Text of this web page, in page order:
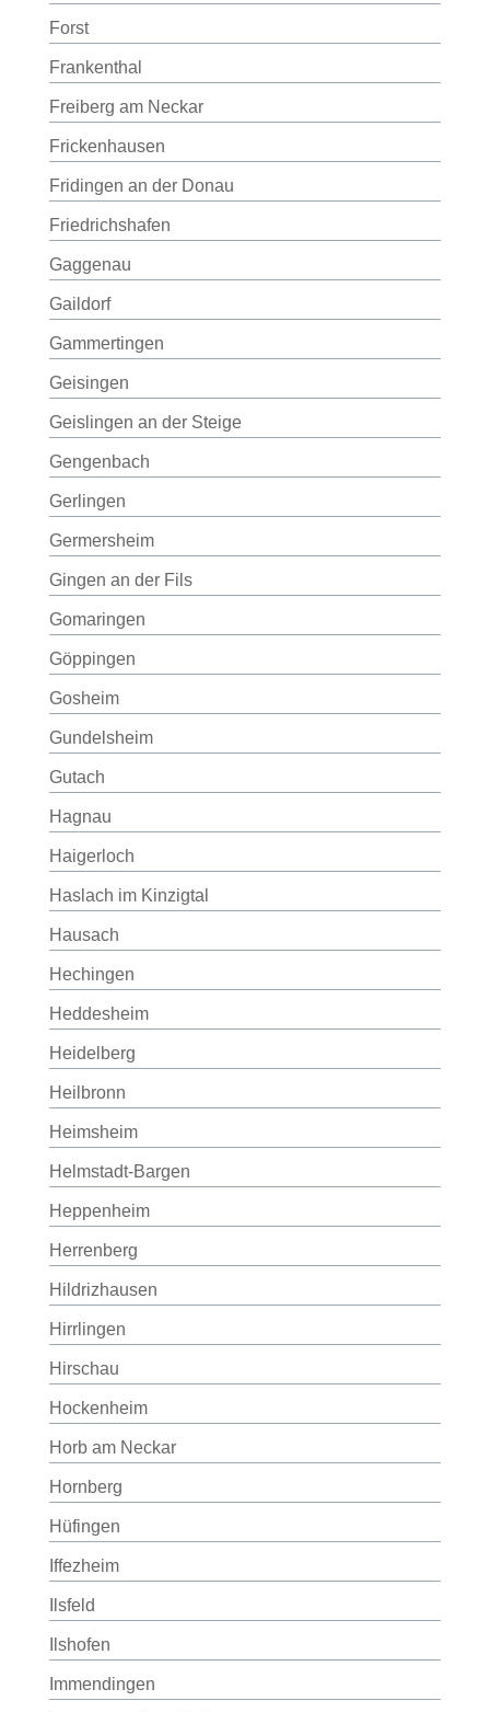
Forst
Frankenthal
Freiberg am Neckar
Frickenhausen
Fridingen an der Donau
Friedrichshafen
Gaggenau
Gaildorf
Gammertingen
Geisingen
Geislingen an der Steige
Gengenbach
Gerlingen
Germersheim
Gingen an der Fils
Gomaringen
Göppingen
Gosheim
Gundelsheim
Gutach
Hagnau
Haigerloch
Haslach im Kinzigtal
Hausach
Hechingen
Heddesheim
Heidelberg
Heilbronn
Heimsheim
Helmstadt-Bargen
Heppenheim
Herrenberg
Hildrizhausen
Hirrlingen
Hirschau
Hockenheim
Horb am Neckar
Hornberg
Hüfingen
Iffezheim
Ilsfeld
Ilshofen
Immendingen